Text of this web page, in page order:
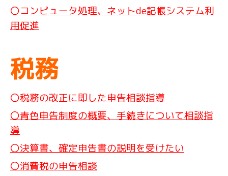
〇コンピュータ処理、ネットde記帳システム利
用促進
税務
〇税務の改正に即した申告相談指導
〇青色申告制度の概要、手続きについて相談指
導
〇決算書、確定申告書の説明を受けたい
〇消費税の申告相談